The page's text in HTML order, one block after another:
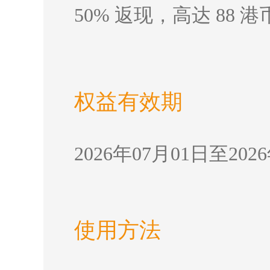
50% 返现，高达 88 港
权益有效期
2026年07月01日至
使用方法